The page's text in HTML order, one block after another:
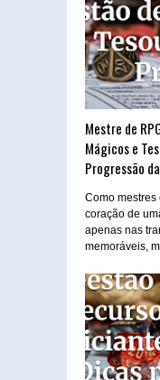
Mestre de
Mágicos e
Progressão
Como
coração de
apenas nas
memoráveis,